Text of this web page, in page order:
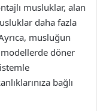
musluklar, alan
daha fazla
musluğun
modellerde döner
bağlı